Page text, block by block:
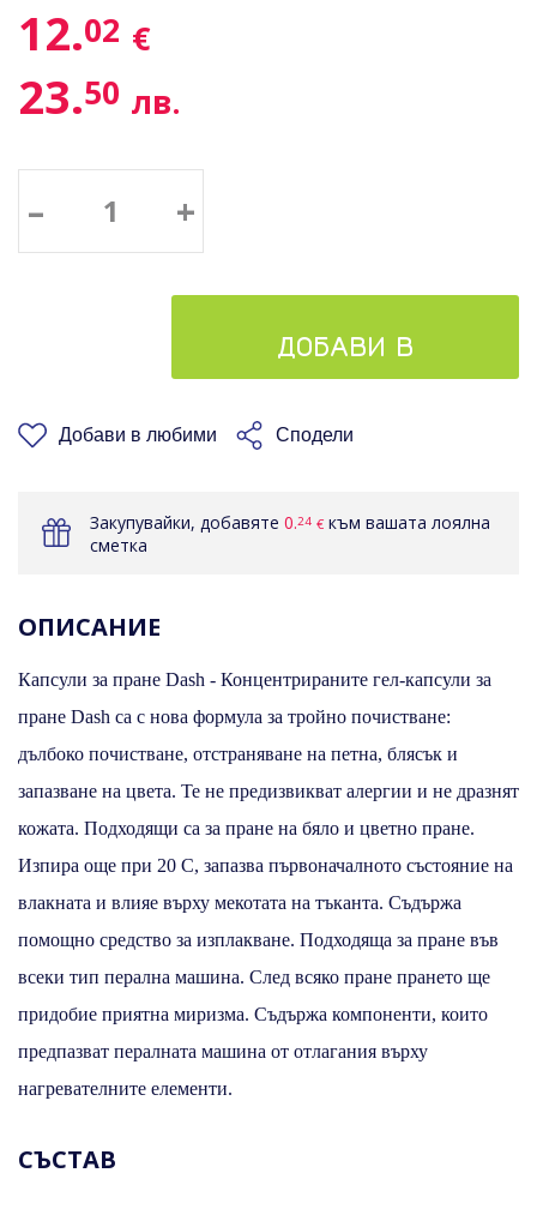
12.02 €
23.50 лв.
– +
ДОБАВИ В
КОШНИЦАТА
Добави в любими Сподели
Закупувайки, добавяте 0.24 € към вашата лоялна
сметка
ОПИСАНИЕ
Капсули за пране Dash - Концентрираните гел-капсули за
пране Dash са с нова формула за тройно почистване:
дълбоко почистване, отстраняване на петна, блясък и
запазване на цвета. Те не предизвикват алергии и не дразнят
кожата. Подходящи са за пране на бяло и цветно пране.
Изпира още при 20 С, запазва първоначалното състояние на
влакната и влияе върху мекотата на тъканта. Съдържа
помощно средство за изплакване. Подходяща за пране във
всеки тип перална машина. След всяко пране прането ще
придобие приятна миризма. Съдържа компоненти, които
предпазват пералната машина от отлагания върху
нагревателните елементи.
СЪСТАВ